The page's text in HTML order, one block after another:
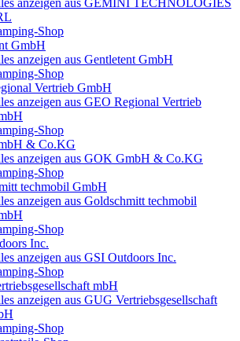
anzeigen aus GEMINI TECHNOLOGIES
Shop
GmbH
anzeigen aus Gentletent GmbH
Shop
Vertrieb GmbH
anzeigen aus GEO Regional Vertrieb
Shop
& Co.KG
anzeigen aus GOK GmbH & Co.KG
Shop
techmobil GmbH
anzeigen aus Goldschmitt techmobil
Shop
Inc.
anzeigen aus GSI Outdoors Inc.
Shop
mbH
anzeigen aus GUG Vertriebsgesellschaft
Shop